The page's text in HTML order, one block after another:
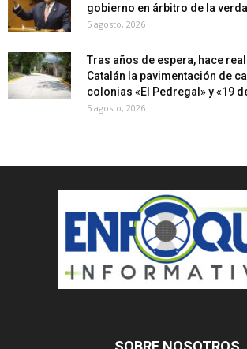
gobierno en árbitro de la
5 agosto, 2026
Tras años de espera, hace
Catalán la pavimentación de
colonias «El Pedregal» y «19
5 agosto, 2026